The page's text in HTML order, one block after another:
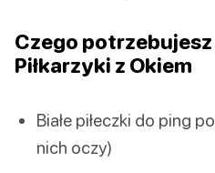
Czego
Piłkarzyki z Okiem
Białe piłeczki do ping
nich oczy)